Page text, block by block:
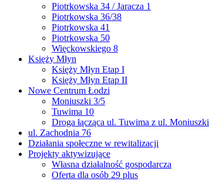
Piotrkowska 34 / Jaracza 1
Piotrkowska 36/38
Piotrkowska 41
Piotrkowska 50
Więckowskiego 8
Księży Młyn
Księży Młyn Etap I
Księży Młyn Etap II
Nowe Centrum Łodzi
Moniuszki 3/5
Tuwima 10
Droga łącząca ul. Tuwima z ul. Moniuszki
ul. Zachodnia 76
Działania społeczne w rewitalizacji
Projekty aktywizujące
Własna działalność gospodarcza
Oferta dla osób 29 plus